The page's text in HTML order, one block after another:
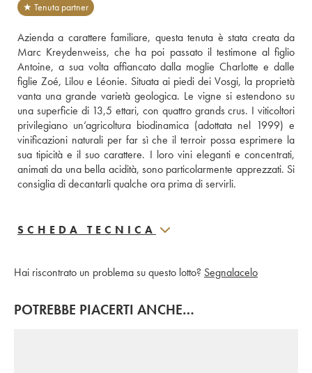
★ Tenuta partner
Azienda a carattere familiare, questa tenuta è stata creata da
Marc Kreydenweiss, che ha poi passato il testimone al figlio
Antoine, a sua volta affiancato dalla moglie Charlotte e dalle
figlie Zoé, Lilou e Léonie. Situata ai piedi dei Vosgi, la proprietà
vanta una grande varietà geologica. Le vigne si estendono su
una superficie di 13,5 ettari, con quattro grands crus. I viticoltori
privilegiano un’agricoltura biodinamica (adottata nel 1999) e
vinificazioni naturali per far sì che il terroir possa esprimere la
sua tipicità e il suo carattere. I loro vini eleganti e concentrati,
animati da una bella acidità, sono particolarmente apprezzati. Si
consiglia di decantarli qualche ora prima di servirli.
SCHEDA TECNICA
Hai riscontrato un problema su questo lotto? Segnalacelo
POTREBBE PIACERTI ANCHE…